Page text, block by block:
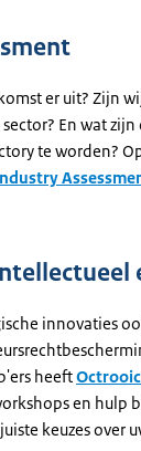
er uit? Zijn
En wat
te worden?
innovaties
heeft
en hulp
keuzes over